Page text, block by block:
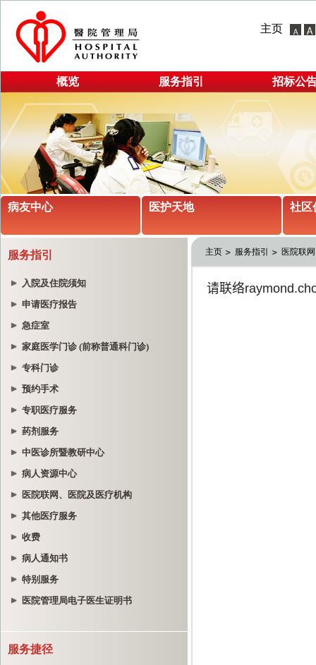
主页
概览 服务指引 招标公
病友中心 医护天地 社区
服务指引
入院及住院须知
申请医疗报告
急症室
家庭医学门诊 (前称普通科门诊)
专科门诊
预约手术
专职医疗服务
药剂服务
中医诊所暨教研中心
病人资源中心
医院联网、医院及医疗机构
其他医疗服务
收费
病人通知书
特别服务
医院管理局电子医生证明书
服务捷径
主页 服务指引 医院联